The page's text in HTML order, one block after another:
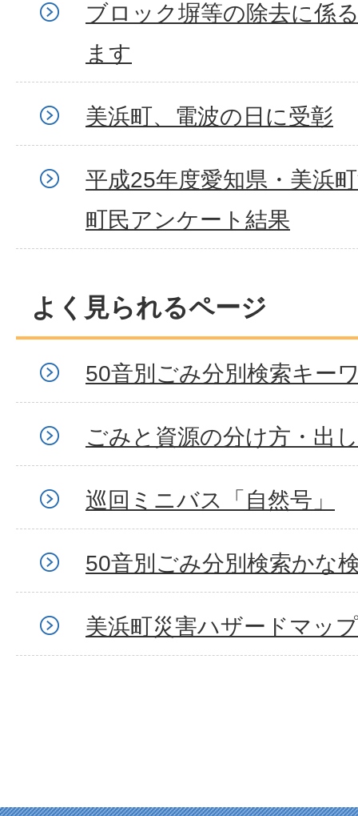
ブロック塀等の除去に係
ます
美浜町、電波の日に受彰
平成25年度愛知県・美浜
町民アンケート結果
よく見られるページ
50音別ごみ分別検索キー
ごみと資源の分け方・出
巡回ミニバス「自然号」
50音別ごみ分別検索かな
美浜町災害ハザードマップ